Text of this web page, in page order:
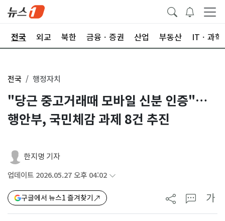
전국 외교 북한 금융ㆍ증권 산업 부동산 ITㆍ과학
전국 행정자치
"당근 중고거래때 모바일 신분 인증"…
행안부, 국민체감 과제 8건 추진
한지명 기자
업데이트 2026.05.27 오후 04:02
구글에서 뉴스1 즐겨찾기 가